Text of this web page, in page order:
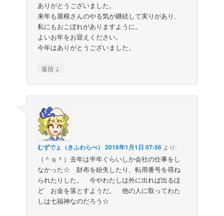
ありがとうございました。
来年も屋根さんのやる気が継続して実りがあり、
私にもおこぼれがありますように。
よいお年をお迎えください。
今年はありがとうございました。
返信 ↓
むずでょ（きふわらべ） 2016年1月1日 07:56 より:
（＾ｑ＾）去年は半年ぐらいしか会社の仕事をし
なかった☆ 財布を紛失したり、転用番号を尋ね
られたりした。 今やわたしは外に出れば出るほ
ど お金を落とすようだ。 他の人に取ってわた
しは七福神なのだろう☆